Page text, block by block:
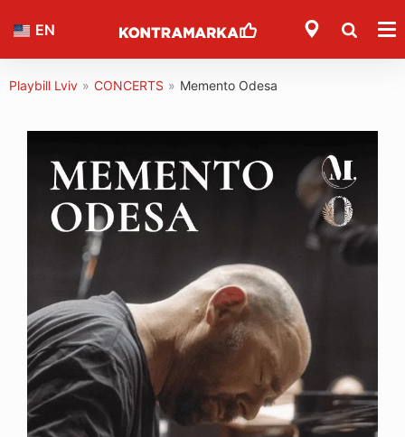
EN
Playbill Lviv » CONCERTS » Memento Odesa